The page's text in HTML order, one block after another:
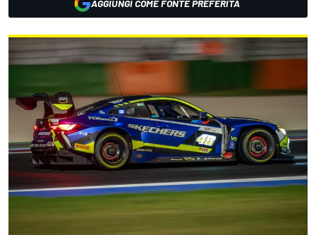
AGGIUNGI COME FONTE PREFERITA